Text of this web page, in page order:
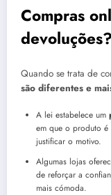
Compras
devoluções?
Quando se trata de
são diferentes e
A lei estabelece um
em que o produto é
justificar o motivo.
Algumas lojas
de reforçar a
mais cómoda.